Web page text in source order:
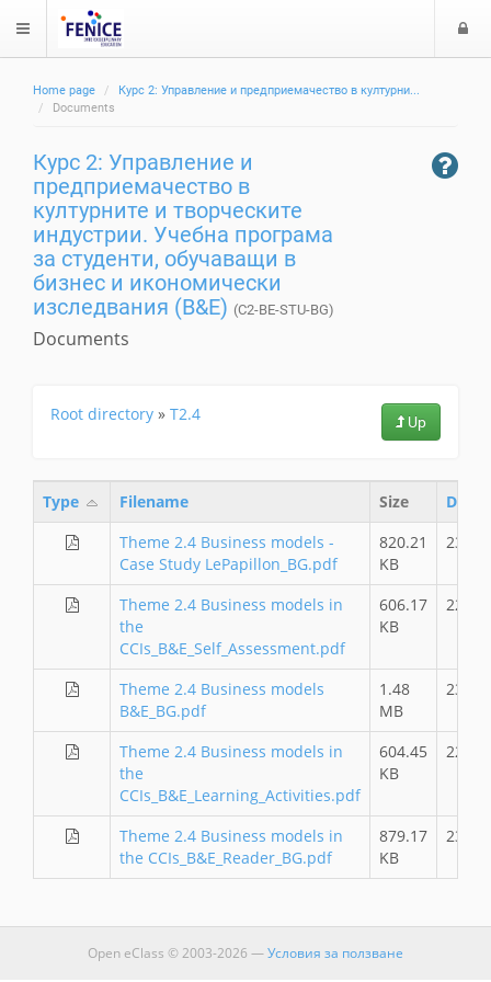
Home page
Курс 2: Управление и предприемачество в културни...
Documents
Курс 2: Управление и
предприемачество в
културните и творческите
индустрии. Учебна програма
за студенти, обучаващи в
бизнес и икономически
изследвания (B&E) (C2-BE-STU-BG)
Documents
Up
Root directory » T2.4
Type Filename Size
Date
Theme 2.4 Business models -
Case Study LePapillon_BG.pdf
820.21
KB
Theme 2.4 Business models in
the
CCIs_B&E_Self_Assessment.pdf
606.17
KB
Theme 2.4 Business models
B&E_BG.pdf
1.48
MB
Theme 2.4 Business models in
the
CCIs_B&E_Learning_Activities.pdf
604.45
KB
Theme 2.4 Business models in
the CCIs_B&E_Reader_BG.pdf
879.17
KB
Open eClass © 2003-2026 —Условия за ползване